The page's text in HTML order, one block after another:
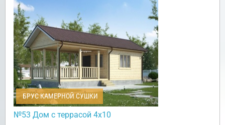
БРУС КАМЕРНОЙ СУШКИ
№53 Дом с террасой 4х10